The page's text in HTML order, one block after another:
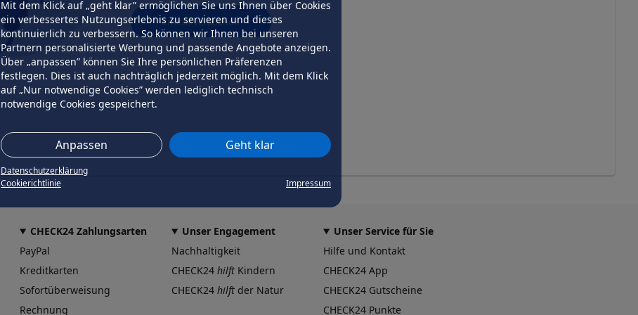
Mit dem Klick auf „geht klar” ermöglichen Sie uns Ihnen über Cookies
ein verbessertes Nutzungserlebnis zu servieren und dieses
kontinuierlich zu verbessern. So können wir Ihnen bei unseren
Partnern personalisierte Werbung und passende Angebote anzeigen.
Über „anpassen” können Sie Ihre persönlichen Präferenzen
festlegen. Dies ist auch nachträglich jederzeit möglich. Mit dem Klick
auf „Nur notwendige Cookies” werden lediglich technisch
notwendige Cookies gespeichert.
Anpassen Geht klar
Datenschutzerklärung
Cookierichtlinie
Impressum
erneut versuchen
CHECK24 Zahlungsarten
PayPal
Kreditkarten
Sofortüberweisung
Rechnung
Unser Engagement
Nachhaltigkeit
CHECK24 hilft Kindern
CHECK24 hilft der Natur
Unser Service für Sie
Hilfe und Kontakt
CHECK24 App
CHECK24 Gutscheine
CHECK24 Punkte